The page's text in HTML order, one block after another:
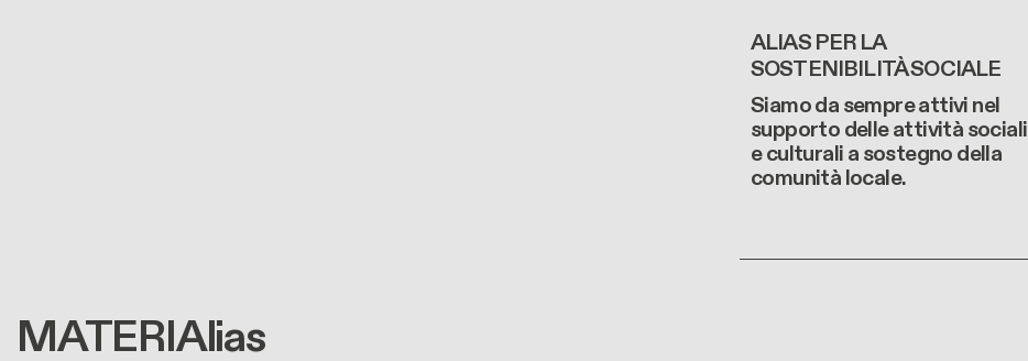
ALIAS PER LA
SOSTENIBILITÀ SOCIALE
Siamo da sempre attivi nel
supporto delle attività sociali
e culturali a sostegno della
comunità locale.
MATERIAlias